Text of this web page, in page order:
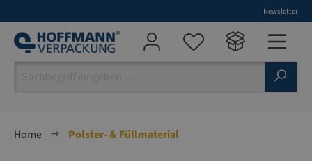
Newsletter
Home
Polster- & Füllmaterial